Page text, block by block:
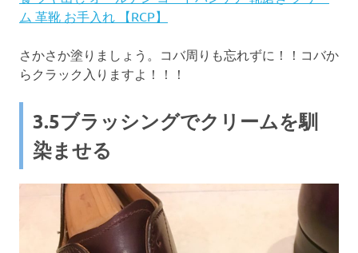
ム 革靴 お手入れ 【RCP】
さかさか塗りましょう。コバ周りも忘れずに！！コバか
らクラック入りますよ！！！
3.5ブラッシングでクリームを馴
染ませる